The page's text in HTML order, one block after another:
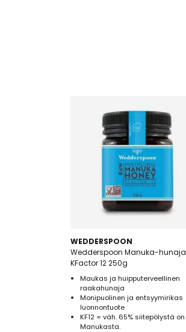
WEDDERSPOON
Wedderspoon Manuka-hunaja
KFactor 12 250g
Maukas ja huipputerveellinen
raakahunaja
Monipuolinen ja entsyymirikas
luonnontuote
KF12 = väh. 65% siitepölystä on
Manukasta.